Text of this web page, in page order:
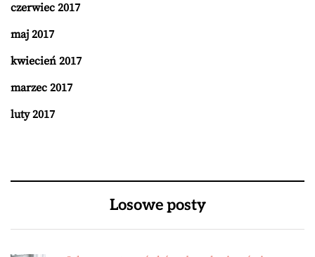
czerwiec 2017
maj 2017
kwiecień 2017
marzec 2017
luty 2017
Losowe posty